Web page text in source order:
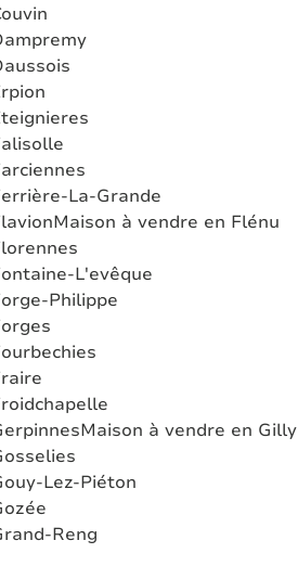
La-Grande
Maison à vendre en Flénu
L'evêque
Philippe
Maison à vendre en Gilly
Lez-Piéton
Reng